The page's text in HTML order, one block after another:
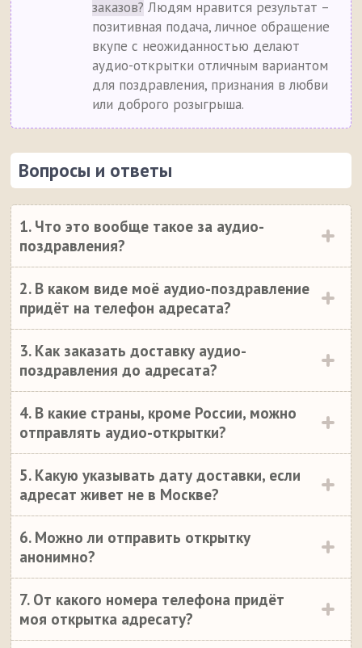
заказов? Людям нравится результат –
позитивная подача, личное обращение
вкупе с неожиданностью делают
аудио-открытки отличным вариантом
для поздравления, признания в любви
или доброго розыгрыша.
Вопросы и ответы
1. Что это вообще такое за аудио-
поздравления?
2. В каком виде моё аудио-поздравление
придёт на телефон адресата?
3. Как заказать доставку аудио-
поздравления до адресата?
4. В какие страны, кроме России, можно
отправлять аудио-открытки?
5. Какую указывать дату доставки, если
адресат живет не в Москве?
6. Можно ли отправить открытку
анонимно?
7. От какого номера телефона придёт
моя открытка адресату?